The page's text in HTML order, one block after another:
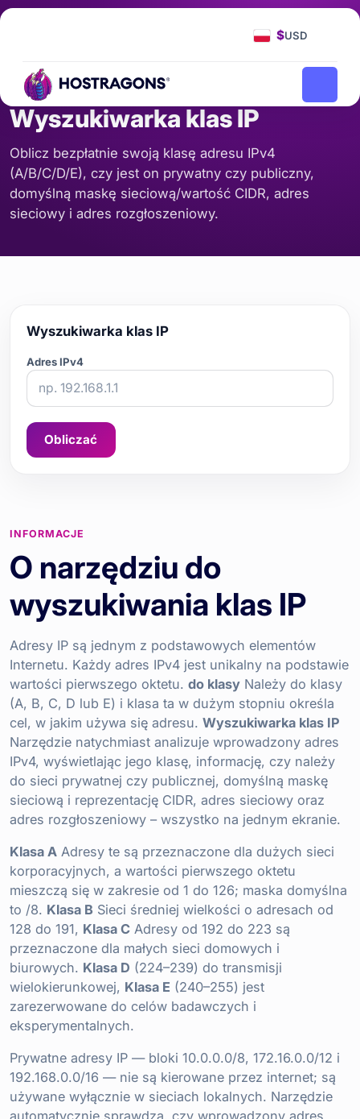
$USD
Wyszukiwarka klas IP
Oblicz bezpłatnie swoją klasę adresu IPv4
(A/B/C/D/E), czy jest on prywatny czy publiczny,
domyślną maskę sieciową/wartość CIDR, adres
sieciowy i adres rozgłoszeniowy.
Wyszukiwarka klas IP
Adres IPv4
Obliczać
INFORMACJE
O narzędziu do
wyszukiwania klas IP
Adresy IP są jednym z podstawowych elementów
Internetu. Każdy adres IPv4 jest unikalny na podstawie
wartości pierwszego oktetu. do klasy Należy do klasy
(A, B, C, D lub E) i klasa ta w dużym stopniu określa
cel, w jakim używa się adresu. Wyszukiwarka klas IP
Narzędzie natychmiast analizuje wprowadzony adres
IPv4, wyświetlając jego klasę, informację, czy należy
do sieci prywatnej czy publicznej, domyślną maskę
sieciową i reprezentację CIDR, adres sieciowy oraz
adres rozgłoszeniowy – wszystko na jednym ekranie.
Klasa A Adresy te są przeznaczone dla dużych sieci
korporacyjnych, a wartości pierwszego oktetu
mieszczą się w zakresie od 1 do 126; maska domyślna
to /8. Klasa B Sieci średniej wielkości o adresach od
128 do 191, Klasa C Adresy od 192 do 223 są
przeznaczone dla małych sieci domowych i
biurowych. Klasa D (224–239) do transmisji
wielokierunkowej, Klasa E (240–255) jest
zarezerwowane do celów badawczych i
eksperymentalnych.
Prywatne adresy IP — bloki 10.0.0.0/8, 172.16.0.0/12 i
192.168.0.0/16 — nie są kierowane przez internet; są
używane wyłącznie w sieciach lokalnych. Narzędzie